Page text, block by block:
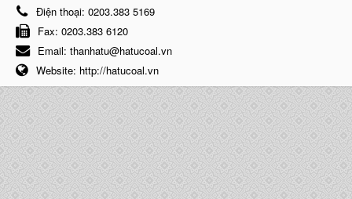
Điện thoại: 0203.383 5169
Fax: 0203.383 6120
Email: thanhatu@hatucoal.vn
Website: http://hatucoal.vn